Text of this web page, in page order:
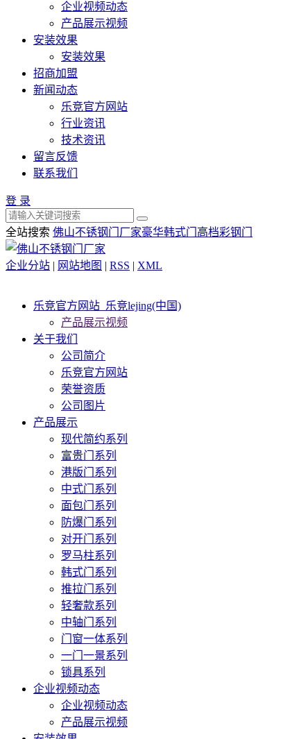
企业视频动态
产品展示视频
安装效果
安装效果
招商加盟
新闻动态
乐竞官方网站
行业资讯
技术资讯
留言反馈
联系我们
登 录
全站搜索 佛山不锈钢门厂家豪华韩式门 高档彩钢门
企业分站 | 网站地图 | RSS | XML
乐竞官方网站_乐竞lejing(中国)
产品展示视频
关于我们
公司简介
乐竞官方网站
荣誉资质
公司图片
产品展示
现代简约系列
富贵门系列
港版门系列
中式门系列
面包门系列
防爆门系列
对开门系列
罗马柱系列
韩式门系列
推拉门系列
轻奢款系列
中轴门系列
门窗一体系列
一门一景系列
锁具系列
企业视频动态
企业视频动态
产品展示视频